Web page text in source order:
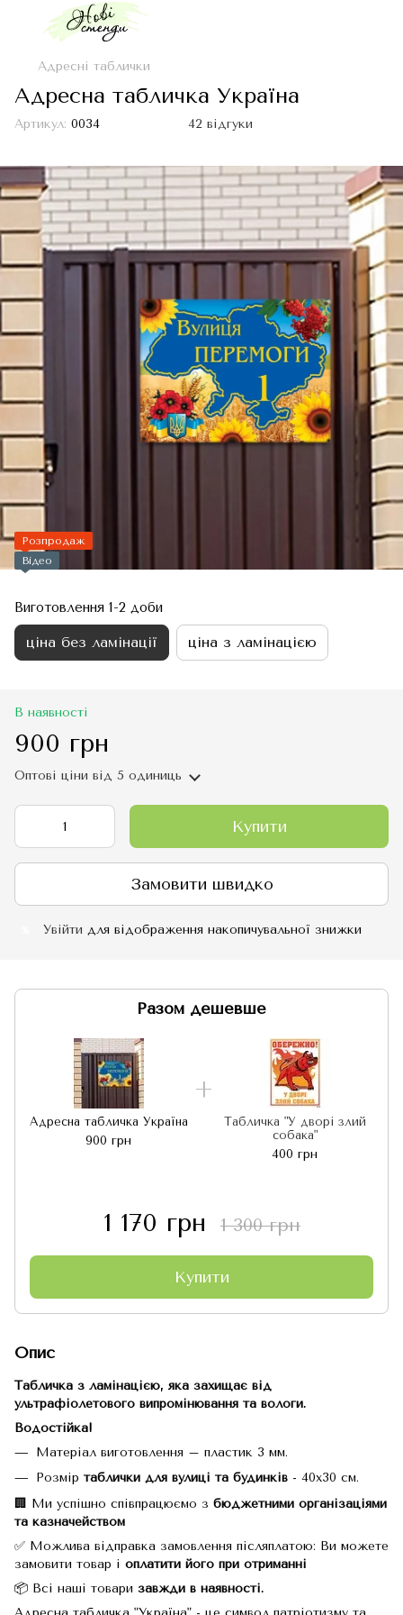
Адресні таблички
Адресна табличка Україна
Артикул: 0034 42 відгуки
Розпродаж
Відео
Виготовлення 1-2 доби
ціна без ламінації ціна з ламінацією
В наявності
900 грн
Оптові ціни від 5 одиниць
Купити
Замовити швидко
Увійти для відображення накопичувальної знижки
Разом дешевше
Адресна табличка Україна
900 грн
Табличка "У дворі злий
собака"
400 грн
1 170 грн 1 300 грн
Купити
Опис
Табличка з ламінацією, яка захищає від
ультрафіолетового випромінювання та вологи.
Водостійка!
Матеріал виготовлення – пластик 3 мм.
Розмір таблички для вулиці та будинків - 40х30 см.
🏢 Ми успішно співпрацюємо з бюджетними організаціями
та казначейством
✅ Можлива відправка замовлення післяплатою: Ви можете
замовити товар і оплатити його при отриманні
📦 Всі наші товари завжди в наявності.